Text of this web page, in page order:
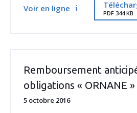
Voir en ligne PDF 344 KB
Remboursement
obligations « ORNANE »
5 octobre 2016